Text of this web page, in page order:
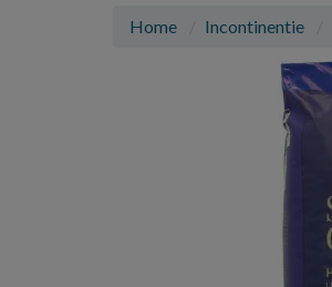
Home Incontinentie